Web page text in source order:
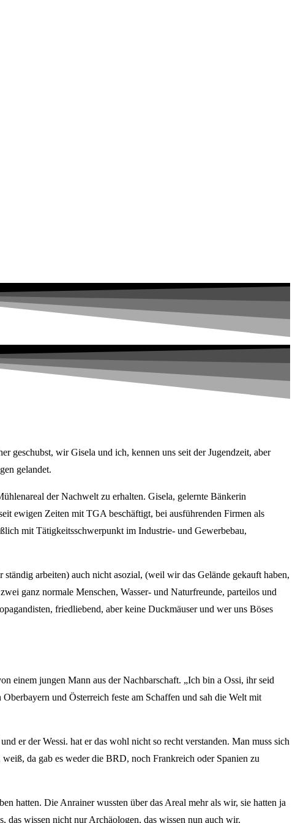
geschubst, wir Gisela und ich, kennen uns seit der Jugendzeit, aber
gelandet.
der Nachwelt zu erhalten. Gisela, gelernte Bänkerin
ewigen Zeiten mit TGA beschäftigt, bei ausführenden Firmen als
mit Tätigkeitsschwerpunkt im Industrie- und Gewerbebau,
arbeiten) auch nicht asozial, (weil wir das Gelände gekauft haben,
ganz normale Menschen, Wasser- und Naturfreunde, parteilos und
friedliebend, aber keine Duckmäuser und wer uns Böses
einem jungen Mann aus der Nachbarschaft. „Ich bin a Ossi, ihr seid
und Österreich feste am Schaffen und sah die Welt mit
er der Wessi. hat er das wohl nicht so recht verstanden. Man muss sich
da gab es weder die BRD, noch Frankreich oder Spanien zu
hatten. Die Anrainer wussten über das Areal mehr als wir, sie hatten ja
das wissen nicht nur Archäologen, das wissen nun auch wir.